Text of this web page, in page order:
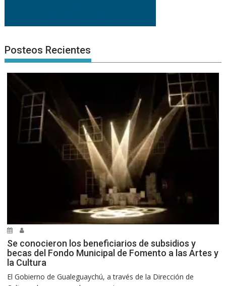
Posteos Recientes
Se conocieron los beneficiarios de subsidios y
becas del Fondo Municipal de Fomento a las Artes y
la Cultura
El Gobierno de Gualeguaychú, a través de la Dirección de